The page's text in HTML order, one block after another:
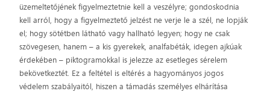
üzemeltetőjének figyelmeztetnie kell a veszélyre; gondoskodnia
kell arról, hogy a figyelmeztető jelzést ne verje le a szél, ne lopják
el; hogy sötétben látható vagy hallható legyen; hogy ne csak
szövegesen, hanem – a kis gyerekek, analfabéták, idegen ajkúak
érdekében – piktogramokkal is jelezze az esetleges sérelem
bekövetkeztét. Ez a feltétel is eltérés a hagyományos jogos
védelem szabályaitól, hiszen a támadás személyes elhárítása